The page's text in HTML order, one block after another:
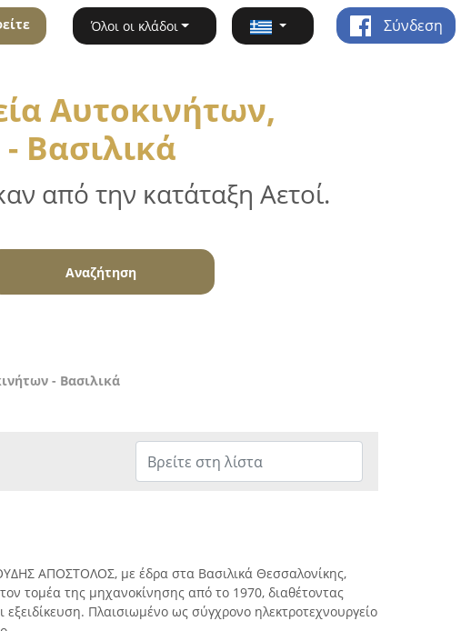
Όλοι οι κλάδοι Σύνδεση
Αυτοκινήτων,
Βασιλικά
από την κατάταξη Αετοί.
Αναζήτηση
- Βασιλικά
ΑΠΟΣΤΟΛΟΣ, με έδρα στα Βασιλικά Θεσσαλονίκης,
τομέα της μηχανοκίνησης από το 1970, διαθέτοντας
εξειδίκευση. Πλαισιωμένο ως σύγχρονο ηλεκτροτεχνουργείο